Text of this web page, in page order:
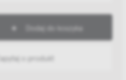
Dodaj do koszyka
Zapytaj o produkt